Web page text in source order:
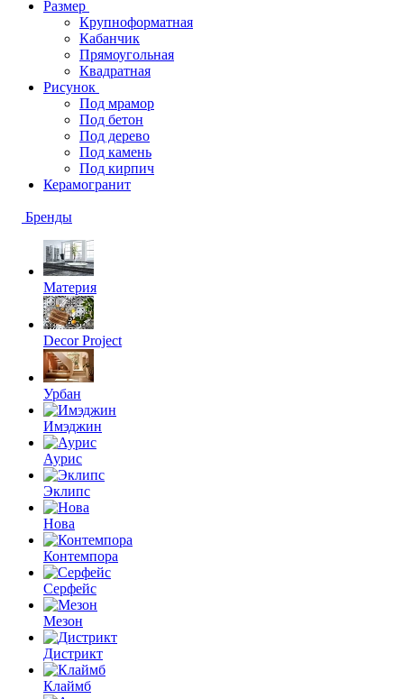
Размер
Крупноформатная
Кабанчик
Прямоугольная
Квадратная
Рисунок
Под мрамор
Под бетон
Под дерево
Под камень
Под кирпич
Керамогранит
Бренды
Материя
Decor Project
Урбан
Имэджин
Аурис
Эклипс
Нова
Контемпора
Серфейс
Мезон
Дистрикт
Клаймб